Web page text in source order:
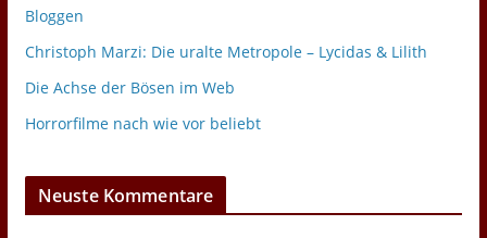
Bloggen
Christoph Marzi: Die uralte Metropole – Lycidas & Lilith
Die Achse der Bösen im Web
Horrorfilme nach wie vor beliebt
Neuste Kommentare